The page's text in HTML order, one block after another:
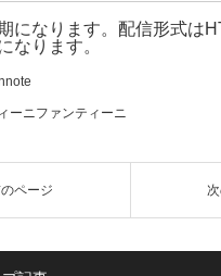
になります。配信形式は
なります。
ーニファンティーニ
ページ